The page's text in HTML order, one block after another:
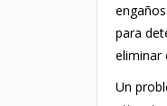
para
eliminar
Un